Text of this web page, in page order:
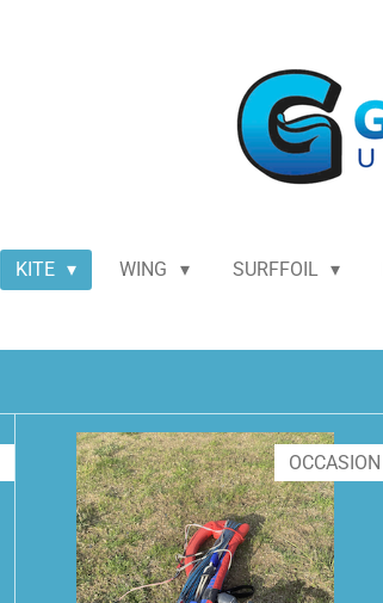
KITE WING SURFFOIL
OCCASION